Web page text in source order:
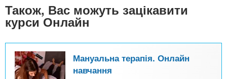
Також, Вас можуть зацікавити
курси Онлайн
Мануальна терапія. Онлайн
навчання